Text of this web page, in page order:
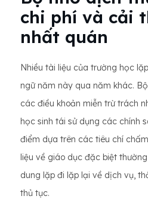
chi phí và cải
nhất quán
Nhiều tài liệu của trường học
ngữ năm này qua năm khác.
các điều khoản miễn trừ trách
học sinh tái sử dụng các chính
điểm dựa trên các tiêu chí
liệu về giáo dục đặc biệt
dung lặp đi lặp lại về dịch vụ,
thủ tục.